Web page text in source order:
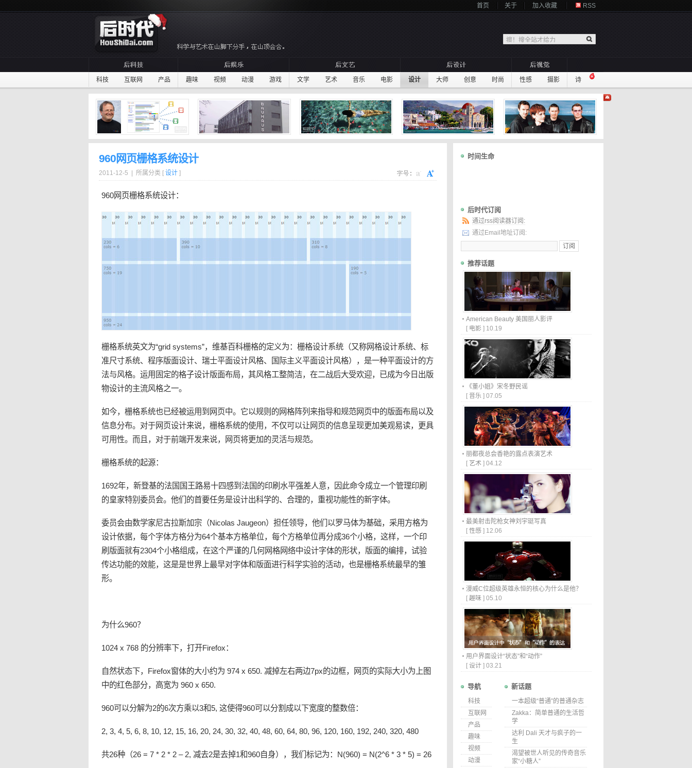
首页 关于 加入收藏 RSS
科技 互联网 产品 趣味 视频 动漫 游戏 文学 艺术 音乐 电影 设计 大师 创意 时尚 性感 摄影 诗
960网页栅格系统设计
2011-12-5 | 所属分类 [ 设计 ]
960网页栅格系统设计：
栅格系统英文为“grid systems”，维基百科栅格的定义为：栅格设计系统（又称网格设计系统、标
准尺寸系统、程序版面设计、瑞士平面设计风格、国际主义平面设计风格），是一种平面设计的方
法与风格。运用固定的格子设计版面布局，其风格工整简洁，在二战后大受欢迎，已成为今日出版
物设计的主流风格之一。
如今，栅格系统也已经被运用到网页中。它以规则的网格阵列来指导和规范网页中的版面布局以及
信息分布。对于网页设计来说，栅格系统的使用，不仅可以让网页的信息呈现更加美观易读，更具
可用性。而且，对于前端开发来说，网页将更加的灵活与规范。
栅格系统的起源：
1692年，新登基的法国国王路易十四感到法国的印刷水平强差人意，因此命令成立一个管理印刷
的皇家特别委员会。他们的首要任务是设计出科学的、合理的，重视功能性的新字体。
委员会由数学家尼古拉斯加宗（Nicolas Jaugeon）担任领导，他们以罗马体为基础，采用方格为
设计依据，每个字体方格分为64个基本方格单位，每个方格单位再分成36个小格，这样，一个印
刷版面就有2304个小格组成，在这个严谨的几何网格网络中设计字体的形状，版面的编排，试验
传达功能的效能，这是是世界上最早对字体和版面进行科学实验的活动，也是栅格系统最早的雏
形。
为什么960？
1024 x 768 的分辨率下，打开Firefox：
自然状态下，Firefox窗体的大小约为 974 x 650. 减掉左右两边7px的边框，网页的实际大小为上图
中的红色部分，高宽为 960 x 650.
960可以分解为2的6次方乘以3和5, 这使得960可以分割成以下宽度的整数倍：
2, 3, 4, 5, 6, 8, 10, 12, 15, 16, 20, 24, 30, 32, 40, 48, 60, 64, 80, 96, 120, 160, 192, 240, 320, 480
共26种（26 = 7 * 2 * 2 – 2, 减去2是去掉1和960自身），我们标记为：N(960) = N(2^6 * 3 * 5) = 26
时间生命
后时代订阅
通过rss阅读器订阅:
通过Email地址订阅:
推荐话题
American Beauty 美国丽人影评
[ 电影 ] 10.19
《董小姐》宋冬野民谣
[ 音乐 ] 07.05
丽都夜总会香艳的露点表演艺术
[ 艺术 ] 04.12
最美射击陀枪女神刘宇珽写真
[ 性感 ] 12.06
漫威C位超级英雄永恒的核心为什么是他？
[ 趣味 ] 05.10
用户界面设计“状态”和“动作”
[ 设计 ] 03.21
导航
科技
互联网
产品
趣味
视频
动漫
新话题
一本超级“普通”的普通杂志
Zakka：简单普通的生活哲
学
达利 Dali 天才与疯子的一
生
渴望被世人听见的传奇音乐
家“小糖人”